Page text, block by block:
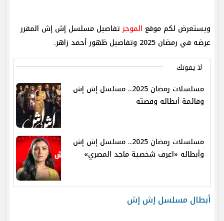
ويستعرض لكم موقع الموجزتفاصيل مسلسل إش إش المقرر
عرضه في رمضان 2025 وتفاصيل ظهور أحمد زاهر.
لا يفوتك
مسلسلات رمضان 2025.. مسلسل إش إش
وقائمة أبطاله وقصته
مسلسلات رمضان 2025.. مسلسل إش إش
وأبطاله «اعرف شخصية ماجد المصري»
أبطال مسلسل إش إش